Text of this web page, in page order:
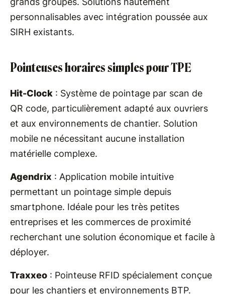
personnalisables avec intégration poussée aux
SIRH existants.
Pointeuses horaires simples pour TPE
Hit-Clock : Système de pointage par scan de
QR code, particulièrement adapté aux ouvriers
et aux environnements de chantier. Solution
mobile ne nécessitant aucune installation
matérielle complexe.
Agendrix : Application mobile intuitive
permettant un pointage simple depuis
smartphone. Idéale pour les très petites
entreprises et les commerces de proximité
recherchant une solution économique et facile à
déployer.
Traxxeo : Pointeuse RFID spécialement conçue
pour les chantiers et environnements BTP.